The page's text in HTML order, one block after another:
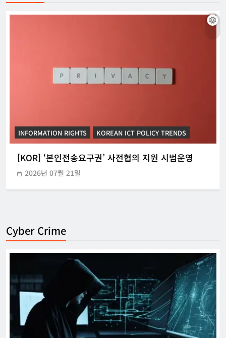
INFORMATION RIGHTS KOREAN ICT POLICY TRENDS
[KOR] ‘본인전송요구권’ 사전협의 지원 시범운영
2026년 07월 21일
Cyber Crime